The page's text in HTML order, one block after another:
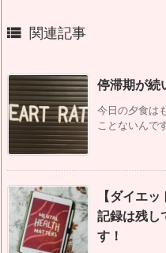
 関連記事
停滞期が続
今日の夕食は
ことないんで
【ダイエ
記録は残し
す！